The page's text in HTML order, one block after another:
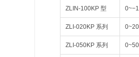
ZLIN-100KP 型
ZLI-020KP 系列
ZLI-050KP 系列